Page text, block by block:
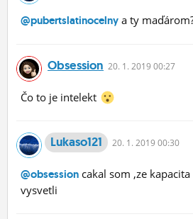
@pubertslatinocelny a ty
Obsession 20. 1. 2019 00:27
Čo to je intelekt
Lukaso121 20. 1. 2019 00:30
@obsession cakal som ,ze
vysvetli